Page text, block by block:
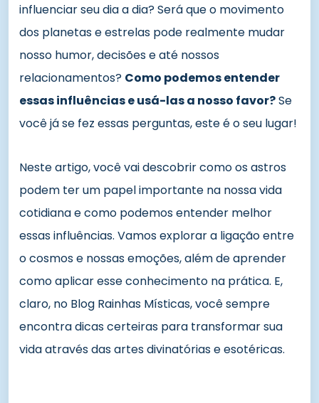
influenciar seu dia a dia? Será que o movimento
dos planetas e estrelas pode realmente mudar
nosso humor, decisões e até nossos
relacionamentos? Como podemos entender
essas influências e usá-las a nosso favor?Se
você já se fez essas perguntas, este é o seu lugar!
Neste artigo, você vai descobrir como os astros
podem ter um papel importante na nossa vida
cotidiana e como podemos entender melhor
essas influências. Vamos explorar a ligação entre
o cosmos e nossas emoções, além de aprender
como aplicar esse conhecimento na prática. E,
claro, no Blog Rainhas Místicas, você sempre
encontra dicas certeiras para transformar sua
vida através das artes divinatórias e esotéricas.